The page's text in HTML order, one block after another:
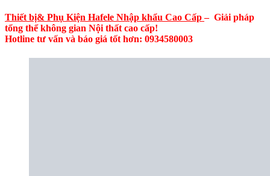
Thiết bị& Phụ Kiện Hafele Nhập khẩu Cao Cấp– Giải pháp
tổng thể không gian Nội thất cao cấp!
Hotline tư vấn và báo giá tốt hơn: 0934580003